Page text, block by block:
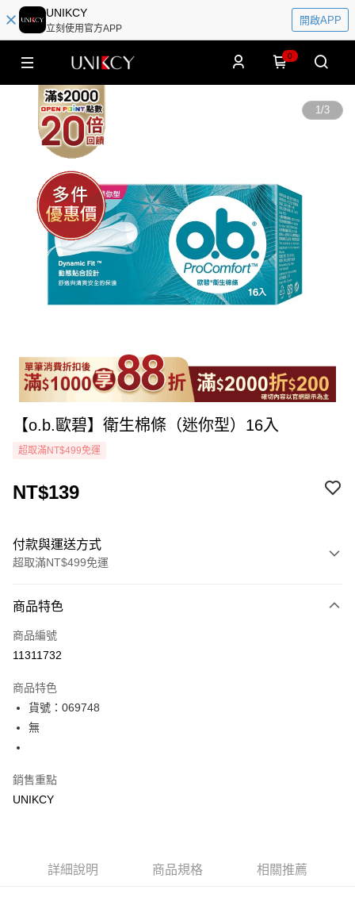
UNIKCY
立刻使用官方APP
開啟APP
0
1/3
【o.b.歐碧】衛生棉條（迷你型）16入
超取滿NT$499免運
NT$139
付款與運送方式
超取滿NT$499免運
icash Pay
信用卡一次付款
LINE Pay
Apple Pay
商品特色
商品編號
11311732
商品特色
貨號：069748
無
銷售重點
UNIKCY
詳細說明 商品規格 相關推薦